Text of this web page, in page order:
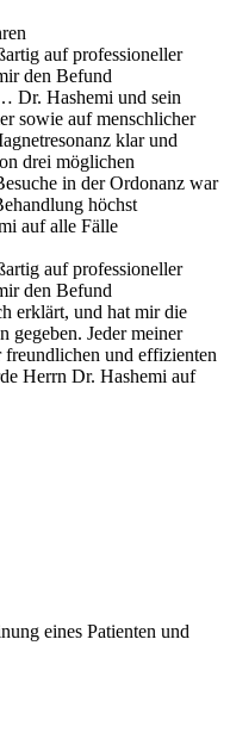
auf professioneller
den Befund
Dr. Hashemi und sein
sowie auf menschlicher
klar und
drei möglichen
in der Ordonanz war
höchst
auf alle Fälle
auf professioneller
den Befund
erklärt, und hat mir die
gegeben. Jeder meiner
und effizienten
Herrn Dr. Hashemi auf
eines Patienten und